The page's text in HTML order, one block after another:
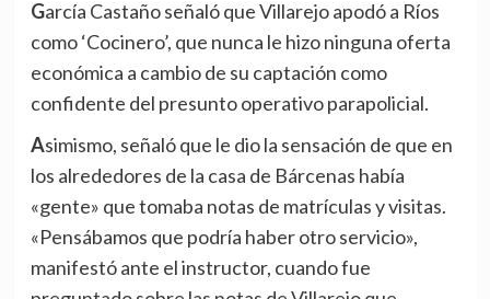
García Castaño señaló que Villarejo apodó a Ríos
como ‘Cocinero’, que nunca le hizo ninguna oferta
económica a cambio de su captación como
confidente del presunto operativo parapolicial.
Asimismo, señaló que le dio la sensación de que en
los alrededores de la casa de Bárcenas había
«gente» que tomaba notas de matrículas y visitas.
«Pensábamos que podría haber otro servicio»,
manifestó ante el instructor, cuando fue